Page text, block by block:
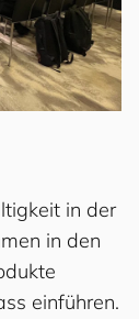
in der
in den
einführen.